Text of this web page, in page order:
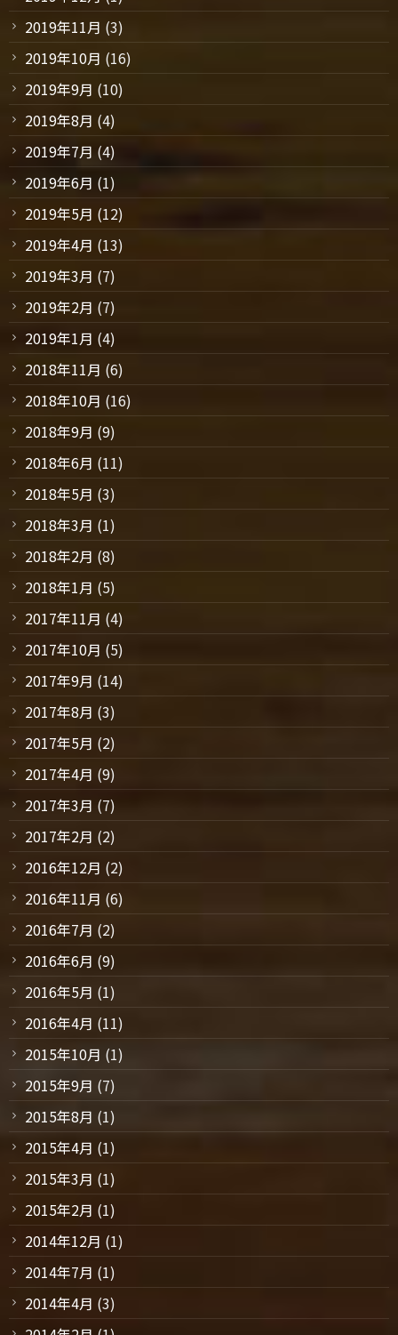
2019年11月 (3)
2019年10月 (16)
2019年9月 (10)
2019年8月 (4)
2019年7月 (4)
2019年6月 (1)
2019年5月 (12)
2019年4月 (13)
2019年3月 (7)
2019年2月 (7)
2019年1月 (4)
2018年11月 (6)
2018年10月 (16)
2018年9月 (9)
2018年6月 (11)
2018年5月 (3)
2018年3月 (1)
2018年2月 (8)
2018年1月 (5)
2017年11月 (4)
2017年10月 (5)
2017年9月 (14)
2017年8月 (3)
2017年5月 (2)
2017年4月 (9)
2017年3月 (7)
2017年2月 (2)
2016年12月 (2)
2016年11月 (6)
2016年7月 (2)
2016年6月 (9)
2016年5月 (1)
2016年4月 (11)
2015年10月 (1)
2015年9月 (7)
2015年8月 (1)
2015年4月 (1)
2015年3月 (1)
2015年2月 (1)
2014年12月 (1)
2014年7月 (1)
2014年4月 (3)